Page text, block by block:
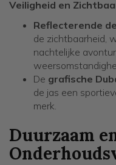
Veiligheid en
Reflecterende
de zichtbaarheid,
nachtelijke
De grafische
de jas een
merk.
Duurzaam